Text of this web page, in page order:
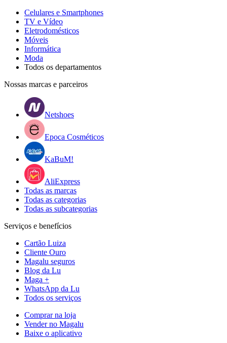
Celulares e Smartphones
TV e Vídeo
Eletrodomésticos
Móveis
Informática
Moda
Todos os departamentos
Nossas marcas e parceiros
Netshoes
Epoca Cosméticos
KaBuM!
AliExpress
Todas as marcas
Todas as categorias
Todas as subcategorias
Serviços e benefícios
Cartão Luiza
Cliente Ouro
Magalu seguros
Blog da Lu
Maga +
WhatsApp da Lu
Todos os serviços
Comprar na loja
Vender no Magalu
Baixe o aplicativo